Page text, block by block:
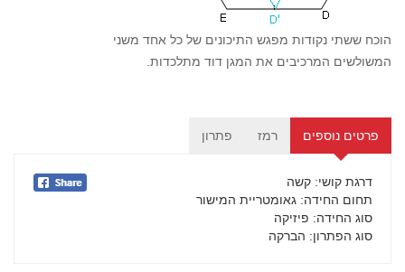
הוכח ששתי נקודות מפגש התיכונים של כל אחד משני
המשולשים המרכיבים את המגן דוד מתלכדות.
פרטים נוספים רמז פתרון
דרגת קושי: קשה
תחום החידה: גאומטריית המישור
סוג החידה: פיזיקה
סוג הפתרון: הברקה